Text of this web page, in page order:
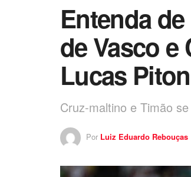
Entenda
de Vasco
Lucas Piton
Cruz-maltino e Timão
Por Luiz Eduardo Rebouças